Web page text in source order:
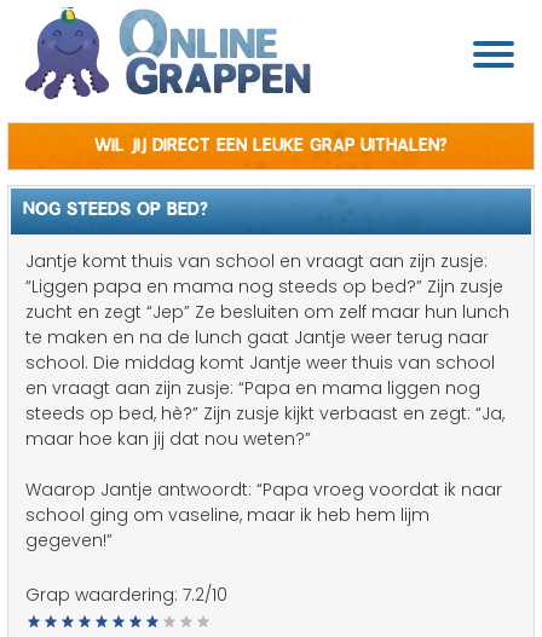
Wil jij direct een leuke grap uithalen?
NOG STEEDS OP BED?
Jantje komt thuis van school en vraagt aan zijn zusje:
“Liggen papa en mama nog steeds op bed?” Zijn zusje
zucht en zegt “Jep” Ze besluiten om zelf maar hun lunch
te maken en na de lunch gaat Jantje weer terug naar
school. Die middag komt Jantje weer thuis van school
en vraagt aan zijn zusje: “Papa en mama liggen nog
steeds op bed, hè?” Zijn zusje kijkt verbaast en zegt: “Ja,
maar hoe kan jij dat nou weten?”
Waarop Jantje antwoordt: “Papa vroeg voordat ik naar
school ging om vaseline, maar ik heb hem lijm
gegeven!”
Grap waardering: 7.2/10